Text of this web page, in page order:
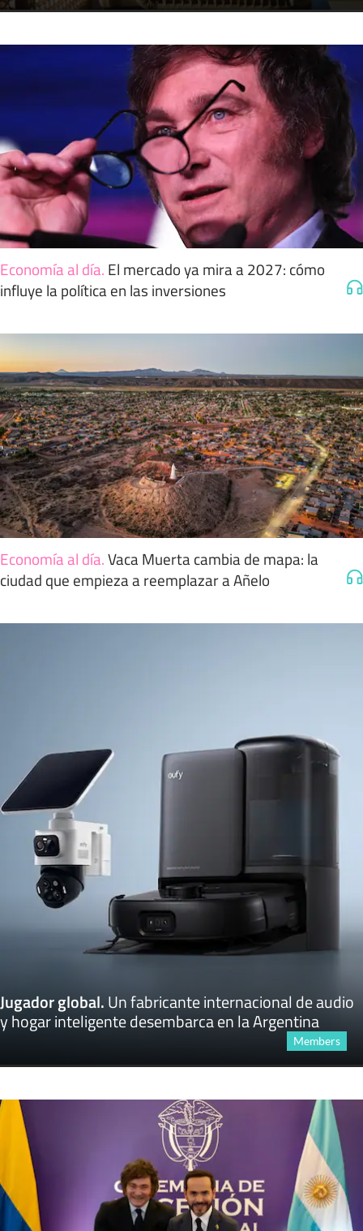
Economía al día. El mercado ya mira a 2027: cómo
influye la política en las inversiones
Economía al día.Vaca Muerta cambia de mapa: la
ciudad que empieza a reemplazar a Añelo
Jugador global.Un fabricante internacional de audio
y hogar inteligente desembarca en la Argentina
Members